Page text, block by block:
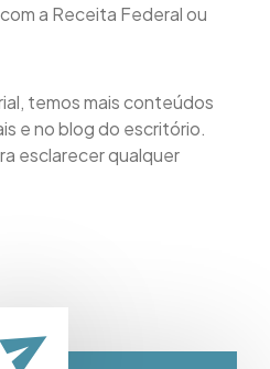
a Receita Federal ou
temos mais conteúdos
e no blog do escritório.
esclarecer qualquer